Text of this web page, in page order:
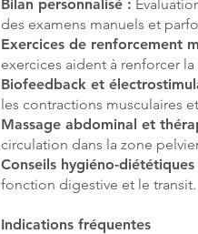
Bilan personnalisé :
des examens manuels et
Exercices de renforcement
exercices aident à renforcer
Biofeedback et
les contractions musculaires
Massage abdominal et
circulation dans la zone
Conseils hygiéno-diététiques
fonction digestive et le transit.
Indications fréquentes